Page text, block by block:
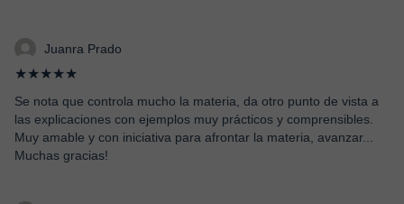
Juanra Prado
★★★★★
Se nota que controla mucho la materia, da otro punto de vista a
las explicaciones con ejemplos muy prácticos y comprensibles.
Muy amable y con iniciativa para afrontar la materia, avanzar...
Muchas gracias!